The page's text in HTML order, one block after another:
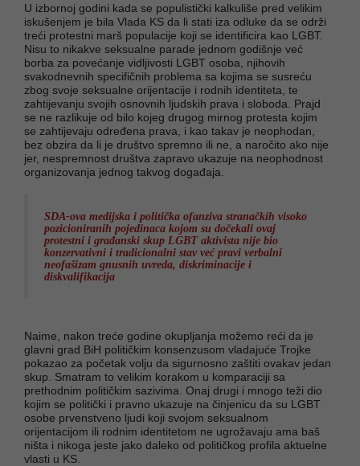
U izbornoj godini kada se populistički kalkuliše pred velikim
iskušenjem je bila Vlada KS da li stati iza odluke da se održi
treći protestni marš populacije koji se identificira kao LGBT.
Nisu to nikakve seksualne parade jednom godišnje već
borba za povećanje vidljivosti LGBT osoba, njihovih
svakodnevnih specifičnih problema sa kojima se susreću
zbog svoje seksualne orijentacije i rodnih identiteta, te
zahtijevanju svojih osnovnih ljudskih prava i sloboda. Prajd
se ne razlikuje od bilo kojeg drugog mirnog protesta kojim
se zahtijevaju određena prava, i kao takav je neophodan,
bez obzira da li je društvo spremno ili ne, a naročito ako nije
jer, nespremnost društva zapravo ukazuje na neophodnost
organizovanja jednog takvog događaja.
SDA-ova medijska i politička ofanziva stranačkih visoko
pozicioniranih pojedinaca kojom su dočekali ovaj
protestni i građanski skup LGBT aktivista nije bio
konzervativni i tradicionalni stav već pravi verbalni
neofašizam gnusnih uvreda, diskriminacije i
diskvalifikacija
Naime, nakon treće godine okupljanja možemo reći da je
glavni grad BiH političkim konsenzusom vladajuće Trojke
pokazao za početak volju da sigurnosno zaštiti ovakav jedan
skup. Smatram to velikim korakom u komparaciji sa
prethodnim političkim sazivima. Onaj drugi i mnogo teži dio
kojim se politički i pravno ukazuje na činjenicu da su LGBT
osobe prvenstveno ljudi koji svojom seksualnom
orijentacijom ili rodnim identitetom ne ugrožavaju ama baš
ništa i nikoga jeste jako daleko od političkog profila aktuelne
vlasti u KS.